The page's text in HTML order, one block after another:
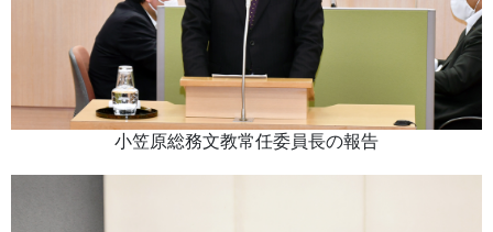
小笠原総務文教常任委員長の報告